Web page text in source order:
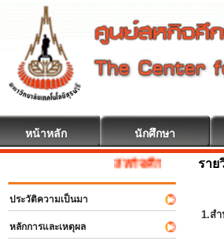
หน้าหลัก นักศึกษา
สหกิจศึกษา ยินดีต้อนรับ
ประวัติความเป็นมา
หลักการและเหตุผล
ราย
1.ส